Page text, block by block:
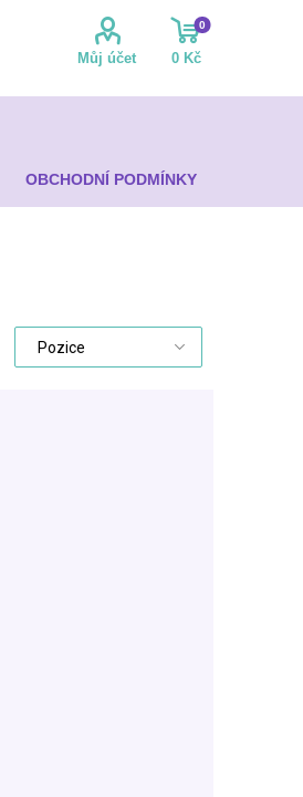
Můj účet
0
0 Kč
OBCHODNÍ PODMÍNKY